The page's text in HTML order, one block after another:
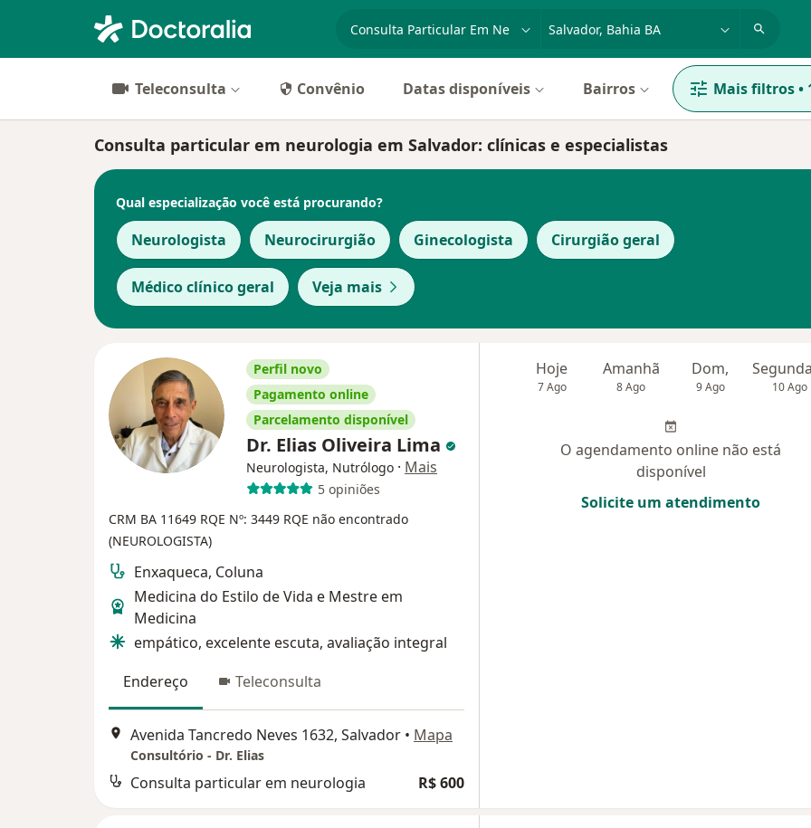
Teleconsulta Convênio Datas disponíveis Bairros Mais filtros•
Consulta particular em neurologia em Salvador: clínicas e especialistas
Qual especialização você está procurando?
Neurologista Neurocirurgião Ginecologista Cirurgião geral
Médico clínico geral Veja mais
Perfil novo
Pagamento online
Parcelamento disponível
Dr. Elias Oliveira Lima
Neurologista, Nutrólogo · Mais
5 opiniões
CRM BA 11649 RQE Nº: 3449 RQE não encontrado
(NEUROLOGISTA)
Enxaqueca, Coluna
Medicina do Estilo de Vida e Mestre em
Medicina
empático, excelente escuta, avaliação integral
Endereço
Teleconsulta
Avenida Tancredo Neves 1632, Salvador • Mapa
Consultório - Dr. Elias
Consulta particular em neurologia R$ 600
Hoje
7 Ago
Amanhã
8 Ago
Dom,
9 Ago 10 Ago
O agendamento online não está
disponível
Solicite um atendimento